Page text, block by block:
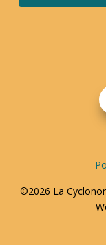
©2026 La